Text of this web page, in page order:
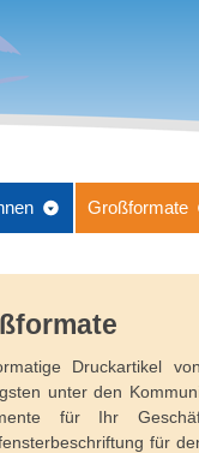
Großformate
Druckartikel
unter den
für Ihr
für